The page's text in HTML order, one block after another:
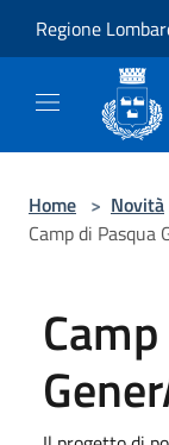
Regione
Home > Novità
Camp di Pasqua